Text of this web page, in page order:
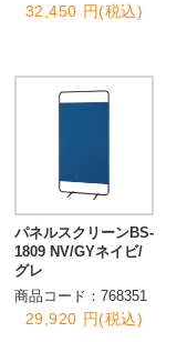
32,450 円(税込)
パネルスクリーンBS-
1809 NV/GYネイビ/
グレ
商品コード：768351
29,920 円(税込)